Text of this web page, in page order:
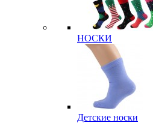
НОСКИ
Детские носки